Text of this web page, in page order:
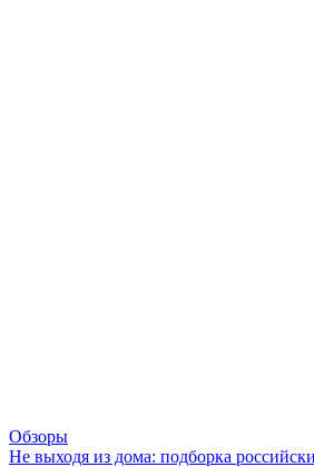
Обзоры
Не выходя из дома: подборка